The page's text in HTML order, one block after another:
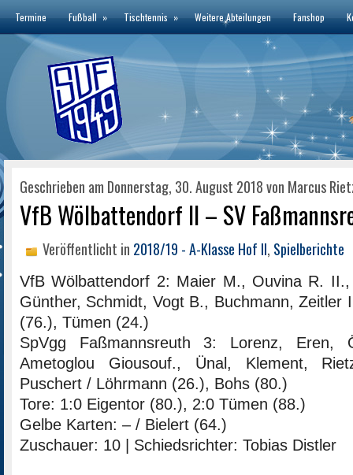
Termine Fußball » Tischtennis » Weitere Abteilungen Fanshop
Geschrieben am Donnerstag, 30. August 2018 von Marcus
VfB Wölbattendorf II – SV
Veröffentlicht in 2018/19 - A-Klasse Hof II, Spielberichte
VfB Wölbattendorf 2: Maier M., Ouvina R.
Günther, Schmidt, Vogt B., Buchmann, Zeitler
(76.), Tümen (24.)
SpVgg Faßmannsreuth 3: Lorenz, Eren,
Ametoglou Giousouf., Ünal, Klement,
Puschert / Löhrmann (26.), Bohs (80.)
Tore: 1:0 Eigentor (80.), 2:0 Tümen (88.)
Gelbe Karten: – / Bielert (64.)
Zuschauer: 10 | Schiedsrichter: Tobias Distler